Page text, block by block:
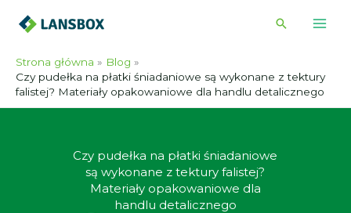
Strona główna
Blog
Czy pudełka na płatki śniadaniowe są wykonane z tektury
falistej? Materiały opakowaniowe dla handlu detalicznego
Czy pudełka na płatki śniadaniowe
są wykonane z tektury falistej?
Materiały opakowaniowe dla
handlu detalicznego